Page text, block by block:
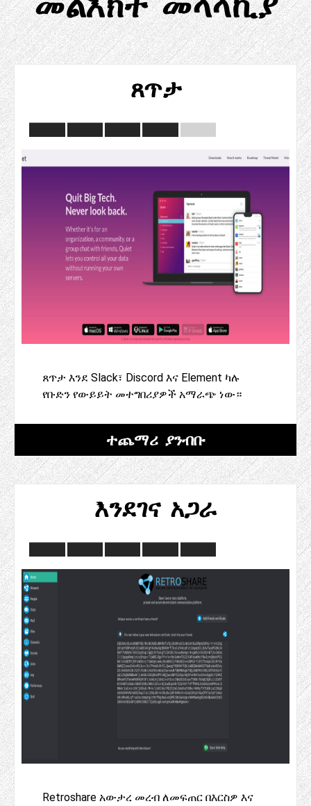
ጸጥታ
ጸጥታ እንደ Slack፣ Discord እና Element ካሉ
የቡድን የውይይት መተግበሪያዎች አማራጭ ነው።
ተጨማሪ ያንብቡ
እንደገና አጋራ
Retroshare አውታረ መረብ ለመፍጠር በእርስዎ እና